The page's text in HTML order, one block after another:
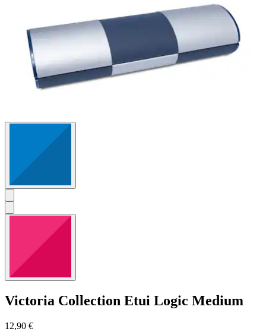
Victoria Collection Etui Logic Medium
12,90 €